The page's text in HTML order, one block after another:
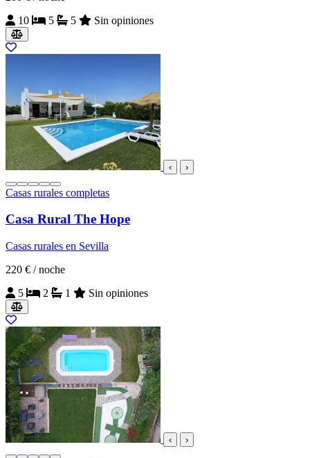
10
5 5 Sin opiniones
‹ ›
Casas rurales completas
Casa Rural The Hope
Casas rurales en Sevilla
220 € / noche
5
2 1 Sin opiniones
‹ ›